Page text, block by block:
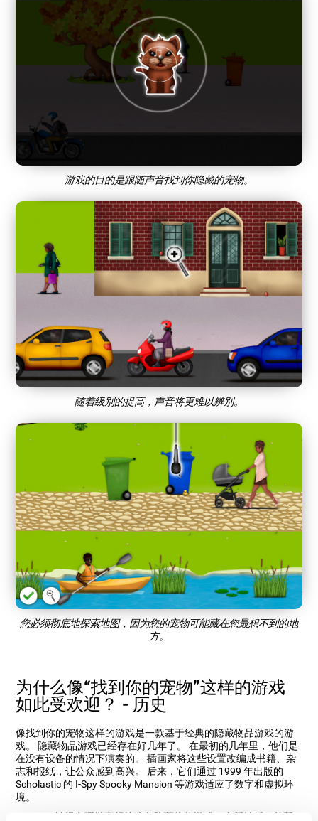
游戏的目的是跟随声音找到你隐藏的宠物。
随着级别的提高，声音将更难以辨别。
您必须彻底地探索地图，因为您的宠物可能藏在您最想不到的地
方。
为什么像“找到你的宠物”这样的游戏
如此受欢迎？ - 历史
像找到你的宠物这样的游戏是一款基于经典的隐藏物品游戏的游
戏。 隐藏物品游戏已经存在好几年了。 在最初的几年里，他们是
在没有设备的情况下演奏的。 插画家将这些设置改编成书籍、杂
志和报纸，让公众感到高兴。 后来，它们通过 1999 年出版的
Scholastic 的 I-Spy Spooky Mansion 等游戏适应了数字和虚拟环
境。
CogniFit 神经心理学家想给这些隐藏物体游戏一个新转折，并帮